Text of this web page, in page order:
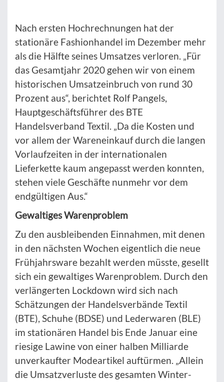
Nach ersten Hochrechnungen hat der
stationäre Fashionhandel im Dezember mehr
als die Hälfte seines Umsatzes verloren. „Für
das Gesamtjahr 2020 gehen wir von einem
historischen Umsatzeinbruch von rund 30
Prozent aus“, berichtet Rolf Pangels,
Hauptgeschäftsführer des BTE
Handelsverband Textil. „Da die Kosten und
vor allem der Wareneinkauf durch die langen
Vorlaufzeiten in der internationalen
Lieferkette kaum angepasst werden konnten,
stehen viele Geschäfte nunmehr vor dem
endgültigen Aus.“
Gewaltiges Warenproblem
Zu den ausbleibenden Einnahmen, mit denen
in den nächsten Wochen eigentlich die neue
Frühjahrsware bezahlt werden müsste, gesellt
sich ein gewaltiges Warenproblem. Durch den
verlängerten Lockdown wird sich nach
Schätzungen der Handelsverbände Textil
(BTE), Schuhe (BDSE) und Lederwaren (BLE)
im stationären Handel bis Ende Januar eine
riesige Lawine von einer halben Milliarde
unverkaufter Modeartikel auftürmen. „Allein
die Umsatzverluste des gesamten Winter-